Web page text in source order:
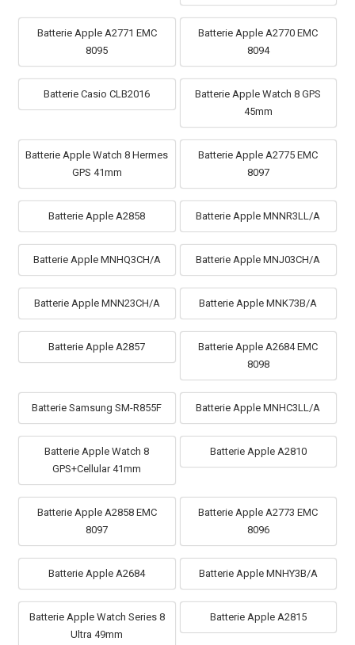
Batterie Apple A2771 EMC
8095
Batterie Apple A2770 EMC
8094
Batterie Casio CLB2016
Batterie Apple Watch 8 GPS
45mm
Batterie Apple Watch 8 Hermes
GPS 41mm
Batterie Apple A2775 EMC
8097
Batterie Apple A2858 Batterie Apple MNNR3LL/A
Batterie Apple MNHQ3CH/A Batterie Apple MNJ03CH/A
Batterie Apple MNN23CH/A Batterie Apple MNK73B/A
Batterie Apple A2857
Batterie Apple A2684 EMC
8098
Batterie Samsung SM-R855F Batterie Apple MNHC3LL/A
Batterie Apple Watch 8
GPS+Cellular 41mm
Batterie Apple A2810
Batterie Apple A2858 EMC
8097
Batterie Apple A2773 EMC
8096
Batterie Apple A2684 Batterie Apple MNHY3B/A
Batterie Apple Watch Series 8
Ultra 49mm
Batterie Apple A2815